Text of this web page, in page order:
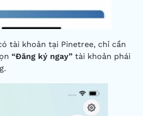
tài khoản tại Pinetree, chỉ cần
“Đăng ký ngay” tài khoản phái